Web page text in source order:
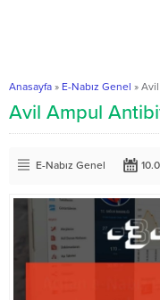
Anasayfa » E-Nabız Genel »
Avil Ampul
E-Nabız Genel